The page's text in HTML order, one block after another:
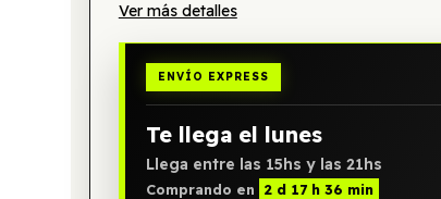
Ver más detalles
ENVÍO EXPRESS
Te llega el lunes
Llega entre las 15hs y las 21hs
Comprando en 2 d 17 h 36 min